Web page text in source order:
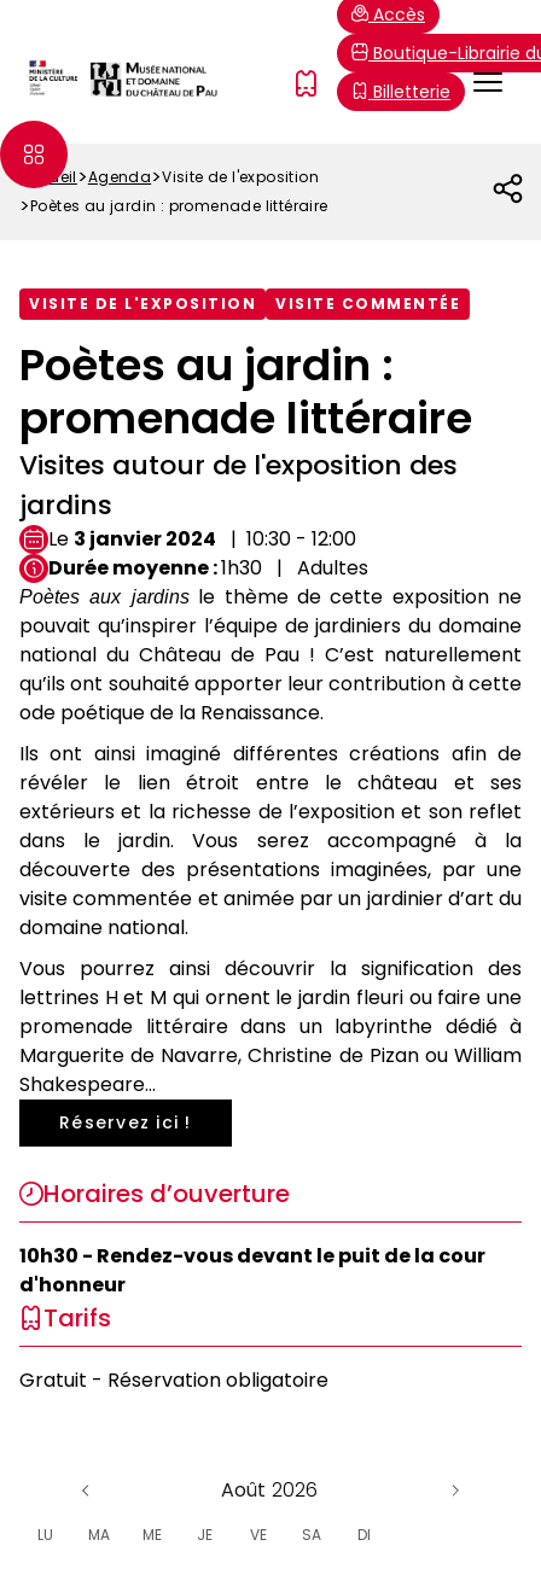
contenu
principal
Menu
FR
Accès
Boutique-Librairie
Billetterie
Fil
Accueil Agenda
Visite de l'exposition
Poètes au jardin : promenade littéraire
VISITE DE L'EXPOSITION VISITE COMMENTÉE
Poètes au jardin :
promenade littéraire
Visites autour de l'exposition des
jardins
Le 3 janvier 2024
10:30 - 12:00
Durée moyenne 1h30
Adultes
Poètes aux jardinsle thème de cette exposition ne
pouvait qu’inspirer l’équipe de jardiniers du domaine
national du Château de Pau ! C’est naturellement
qu’ils ont souhaité apporter leur contribution à cette
ode poétique de la Renaissance.
Ils ont ainsi imaginé différentes créations afin de
révéler le lien étroit entre le château et ses
extérieurs et la richesse de l’exposition et son reflet
dans le jardin. Vous serez accompagné à la
découverte des présentations imaginées, par une
visite commentée et animée par un jardinier d’art du
domaine national.
Vous pourrez ainsi découvrir la signification des
lettrines H et M qui ornent le jardin fleuri ou faire une
promenade littéraire dans un labyrinthe dédié à
Marguerite de Navarre, Christine de Pizan ou William
Shakespeare...
Réservez ici !
Horaires d’ouverture
10h30 - Rendez-vous devant le puit de la cour
d'honneur
Tarifs
Gratuit - Réservation obligatoire
Août
LU MA ME JE VE SA DI